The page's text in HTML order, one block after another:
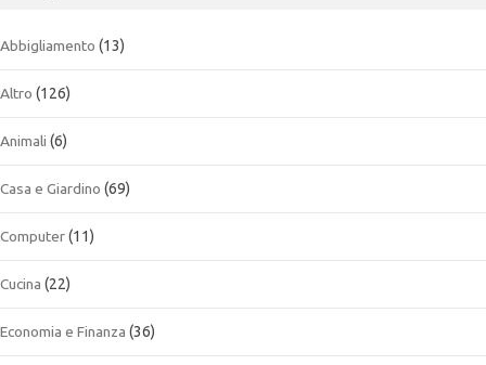
Abbigliamento (13)
Altro (126)
Animali (6)
Casa e Giardino (69)
Computer(11)
Cucina (22)
Economia e Finanza (36)